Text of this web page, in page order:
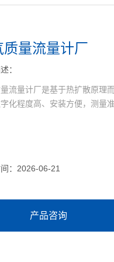
质量流量计厂
：
流量计厂是基于热扩散原理
化程度高、安装方便，测量
：2026-06-21
产品咨询